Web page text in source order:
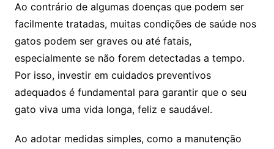
Ao contrário de algumas doenças que podem ser
facilmente tratadas, muitas condições de saúde nos
gatos podem ser graves ou até fatais,
especialmente se não forem detectadas a tempo.
Por isso, investir em cuidados preventivos
adequados é fundamental para garantir que o seu
gato viva uma vida longa, feliz e saudável.
Ao adotar medidas simples, como a manutenção